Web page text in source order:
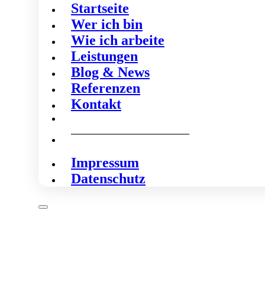
Startseite
Wer ich bin
Wie ich arbeite
Leistungen
Blog & News
Referenzen
Kontakt
Impressum
Datenschutz